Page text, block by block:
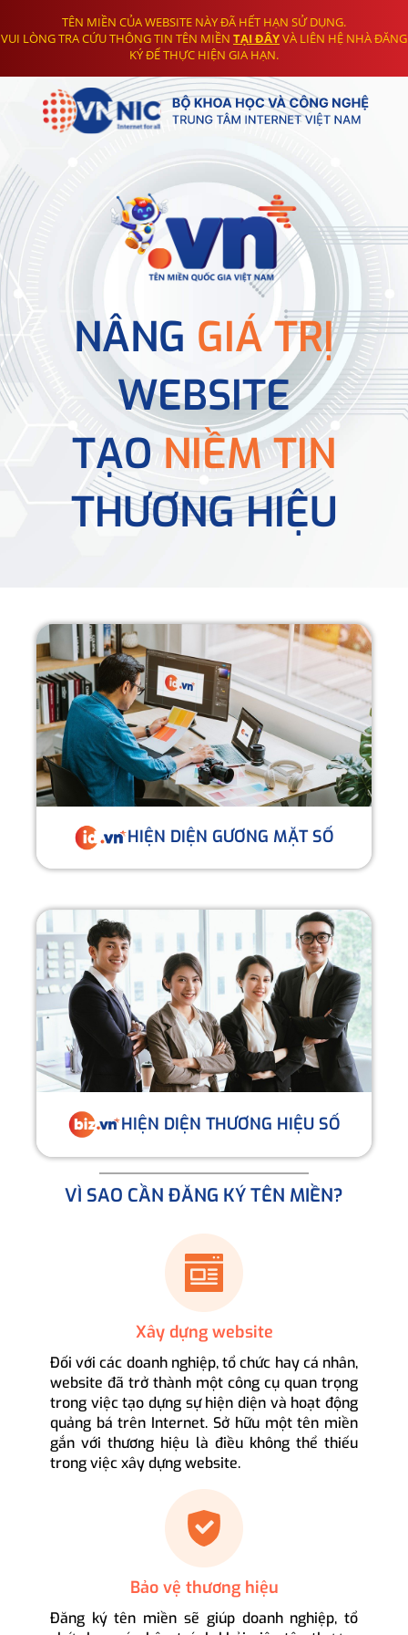
TÊN MIỀN CỦA WEBSITE NÀY ĐÃ HẾT HẠN SỬ DỤNG.
VUI LÒNG TRA CỨU THÔNG TIN TÊN MIỀN TẠI ĐÂYVÀ LIÊN HỆ NHÀ ĐĂNG
KÝ ĐỂ THỰC HIỆN GIA HẠN.
NÂNG GIÁ TRỊ
WEBSITE
TẠONIỀM TIN
THƯƠNG HIỆU
HIỆN DIỆN GƯƠNG MẶT SỐ
HIỆN DIỆN THƯƠNG HIỆU SỐ
VÌ SAO CẦN ĐĂNG KÝ TÊN MIỀN?
Xây dựng website
Đối với các doanh nghiệp, tổ chức hay cá nhân,
website đã trở thành một công cụ quan trọng
trong việc tạo dựng sự hiện diện và hoạt động
quảng bá trên Internet. Sở hữu một tên miền
gắn với thương hiệu là điều không thể thiếu
trong việc xây dựng website.
Bảo vệ thương hiệu
Đăng ký tên miền sẽ giúp doanh nghiệp, tổ